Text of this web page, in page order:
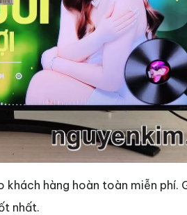
khách hàng hoàn toàn miễn phí.
nhất.